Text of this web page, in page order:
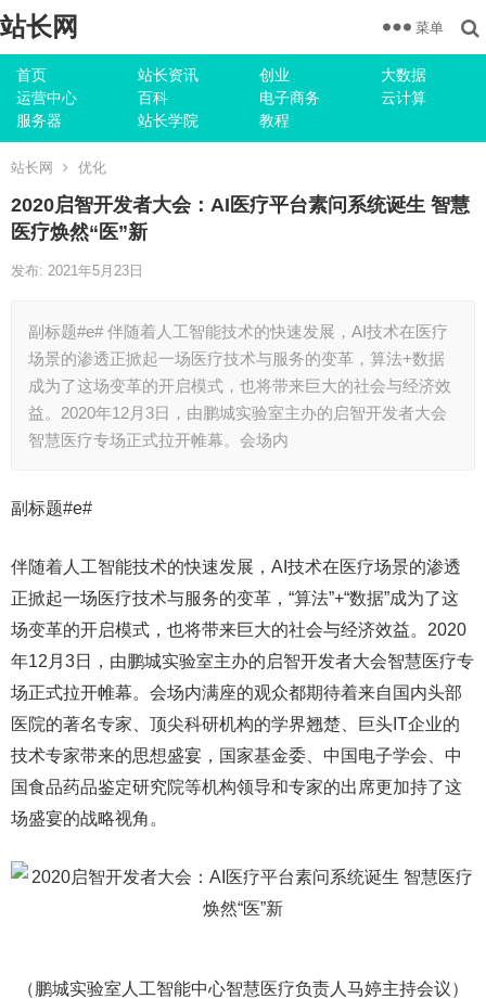
站长网
首页 站长资讯 创业
大数据
运营中心
百科 电子商务
云计算
服务器
站长学院 教程
菜单
站长网 优化
2020启智开发者大会：AI医疗平台素问系统诞生 智慧
医疗焕然“医”新
发布: 2021年5月23日
副标题#e# 伴随着人工智能技术的快速发展，AI技术在医疗
场景的渗透正掀起一场医疗技术与服务的变革，算法+数据
成为了这场变革的开启模式，也将带来巨大的社会与经济效
益。2020年12月3日，由鹏城实验室主办的启智开发者大会
智慧医疗专场正式拉开帷幕。会场内
副标题#e#
伴随着人工智能技术的快速发展，AI技术在医疗场景的渗透
正掀起一场医疗技术与服务的变革，“算法”+“数据”成为了这
场变革的开启模式，也将带来巨大的社会与经济效益。2020
年12月3日，由鹏城实验室主办的启智开发者大会智慧医疗专
场正式拉开帷幕。会场内满座的观众都期待着来自国内头部
医院的著名专家、顶尖科研机构的学界翘楚、巨头IT企业的
技术专家带来的思想盛宴，国家基金委、中国电子学会、中
国食品药品鉴定研究院等机构领导和专家的出席更加持了这
场盛宴的战略视角。
（鹏城实验室人工智能中心智慧医疗负责人马婷主持会议）